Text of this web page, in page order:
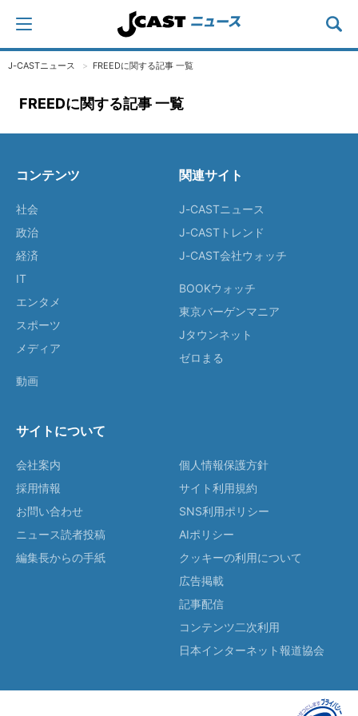
J-CASTニュース FREEDに関する記事 一覧
FREEDに関する記事 一覧
コンテンツ
社会
政治
経済
IT
エンタメ
スポーツ
メディア
動画
関連サイト
J-CASTニュース
J-CASTトレンド
J-CAST会社ウォッチ
BOOKウォッチ
東京バーゲンマニア
Jタウンネット
ゼロまる
サイトについて
会社案内
採用情報
お問い合わせ
ニュース読者投稿
編集長からの手紙
個人情報保護方針
サイト利用規約
SNS利用ポリシー
AIポリシー
クッキーの利用について
広告掲載
記事配信
コンテンツ二次利用
日本インターネット報道協会